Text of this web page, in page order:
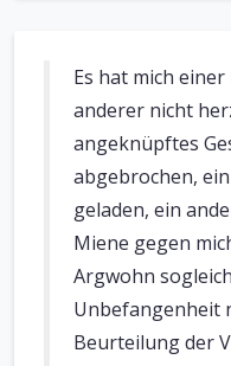
Es hat mich
anderer nicht
angeknüpftes
abgebrochen,
geladen, ein
Miene gegen
Argwohn
Unbefangenheit
Beurteilung der